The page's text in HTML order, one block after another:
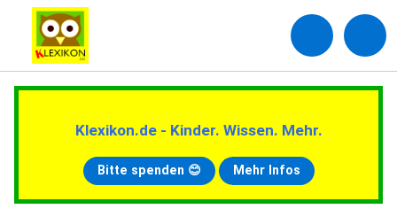
Klexikon.de - Kinder. Wissen. Mehr.
Bitte spenden 😊 Mehr Infos